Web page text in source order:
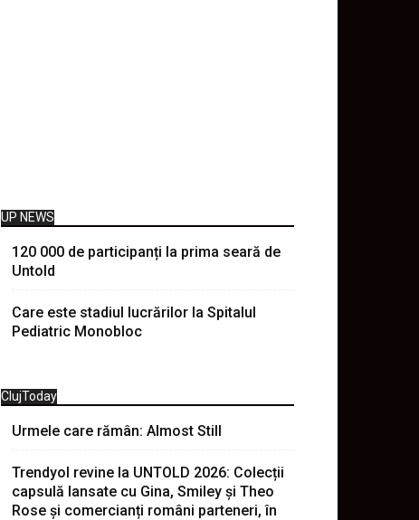
UP NEWS
120 000 de participanți la prima seară de
Untold
Care este stadiul lucrărilor la Spitalul
Pediatric Monobloc
ClujToday
Urmele care rămân: Almost Still
Trendyol revine la UNTOLD 2026: Colecții
capsulă lansate cu Gina, Smiley și Theo
Rose și comercianți români parteneri, în